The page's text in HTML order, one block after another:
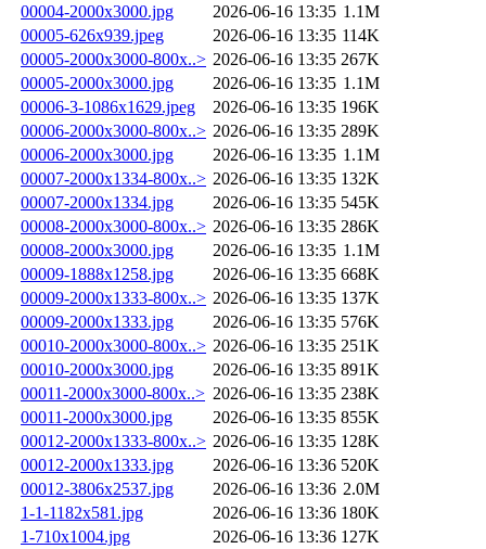
00004-2000x3000.jpg
2026-06-16 13:35 1.1M
00005-626x939.jpeg
2026-06-16 13:35 114K
00005-2000x3000-800x..> 2026-06-16 13:35 267K
00005-2000x3000.jpg
2026-06-16 13:35 1.1M
00006-3-1086x1629.jpeg
2026-06-16 13:35 196K
00006-2000x3000-800x..> 2026-06-16 13:35 289K
00006-2000x3000.jpg
2026-06-16 13:35 1.1M
00007-2000x1334-800x..> 2026-06-16 13:35 132K
00007-2000x1334.jpg
2026-06-16 13:35 545K
00008-2000x3000-800x..> 2026-06-16 13:35 286K
00008-2000x3000.jpg
2026-06-16 13:35 1.1M
00009-1888x1258.jpg
2026-06-16 13:35 668K
00009-2000x1333-800x..> 2026-06-16 13:35 137K
00009-2000x1333.jpg
2026-06-16 13:35 576K
00010-2000x3000-800x..> 2026-06-16 13:35 251K
00010-2000x3000.jpg
2026-06-16 13:35 891K
00011-2000x3000-800x..> 2026-06-16 13:35 238K
00011-2000x3000.jpg
2026-06-16 13:35 855K
00012-2000x1333-800x..> 2026-06-16 13:35 128K
00012-2000x1333.jpg
2026-06-16 13:36 520K
00012-3806x2537.jpg
2026-06-16 13:36 2.0M
1-1-1182x581.jpg
2026-06-16 13:36 180K
1-710x1004.jpg
2026-06-16 13:36 127K